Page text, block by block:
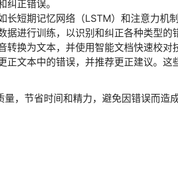
正错误。
短期记忆网络（LSTM）和注意力机
进行训练，以识别和纠正各种类型的
换为文本，并使用智能文档快速校对
文本中的错误，并推荐更正建议。这
，节省时间和精力，避免因错误而造